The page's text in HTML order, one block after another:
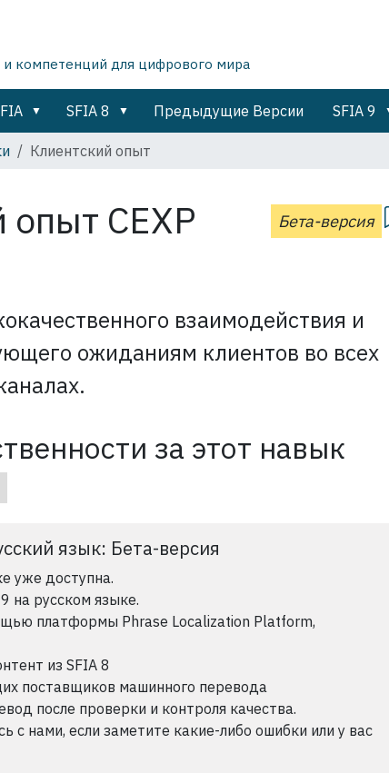
и компетенций для цифрового мира
SFIA 8 Предыдущие Версии SFIA 9
Клиентский опыт
опыт CEXP Бета-версия
взаимодействия и
ожиданиям клиентов во всех
за этот навык
язык: Бета-версия
уже доступна.
на русском языке.
платформы Phrase Localization Platform,
из SFIA 8
поставщиков машинного перевода
после проверки и контроля качества.
с нами, если заметите какие-либо ошибки или у вас